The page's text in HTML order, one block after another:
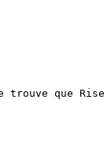
trouve que